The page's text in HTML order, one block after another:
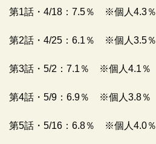
第1話・4/18：7.5％ ※個人4.3％
第2話・4/25：6.1％ ※個人3.5％
第3話・5/2：7.1％ ※個人4.1％
第4話・5/9：6.9％ ※個人3.8％
第5話・5/16：6.8％ ※個人4.0％